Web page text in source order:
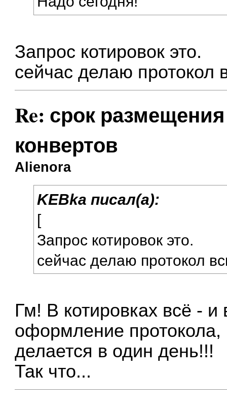
Запрос котировок это.
сейчас делаю протокол
Re: срок
конвертов
Alienora
KEBka писал(а):
[
Запрос котировок это.
сейчас делаю протокол
Гм! В котировках всё -
оформление протокола,
делается в один день!!!
Так что...